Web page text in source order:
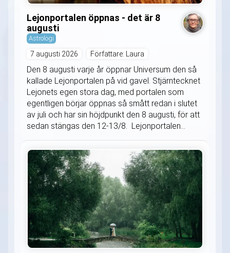
Lejonportalen öppnas - det är 8
augusti
Astrologi
7 augusti 2026 Författare: Laura
Den 8 augusti varje år öppnar Universum den så
kallade Lejonportalen på vid gavel. Stjärntecknet
Lejonets egen stora dag, med portalen som
egentligen börjar öppnas så smått redan i slutet
av juli och har sin höjdpunkt den 8 augusti, för att
sedan stängas den 12-13/8. Lejonportalen...